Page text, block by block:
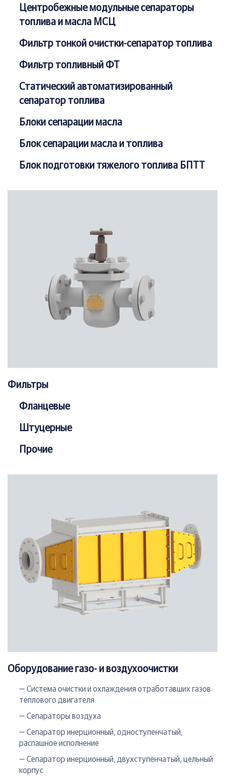
Центробежные модульные сепараторы
топлива и масла МСЦ
Фильтр тонкой очистки-сепаратор топлива
Фильтр топливный ФТ
Статический автоматизированный
сепаратор топлива
Блоки сепарации масла
Блок сепарации масла и топлива
Блок подготовки тяжелого топлива БПТТ
Фильтры
Фланцевые
Штуцерные
Прочие
Оборудование газо- и воздухоочистки
— Система очистки и охлаждения отработавших газов
теплового двигателя
— Сепараторы воздуха
— Сепаратор инерционный, одноступенчатый,
распашное исполнение
— Сепаратор инерционный, двухступенчатый, цельный
корпус